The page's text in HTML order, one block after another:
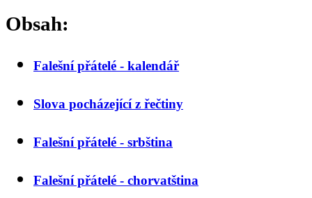
Obsah:
Falešní přátelé - kalendář
Slova pocházející z řečtiny
Falešní přátelé - srbština
Falešní přátelé - chorvatština